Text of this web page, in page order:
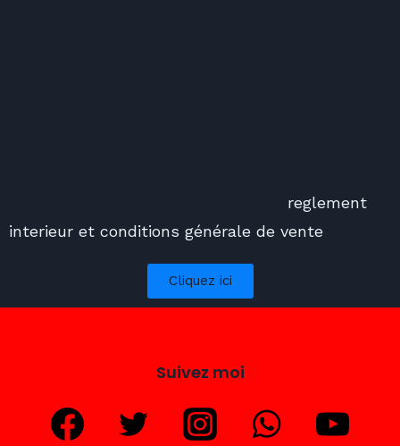
reglement
interieur et conditions générale de vente
Cliquez ici
Suivez moi